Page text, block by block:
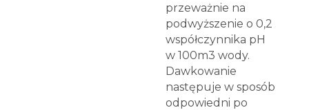
przeważnie na
podwyższenie o 0,2
współczynnika pH
w 100m3 wody.
Dawkowanie
następuje w sposób
odpowiedni po